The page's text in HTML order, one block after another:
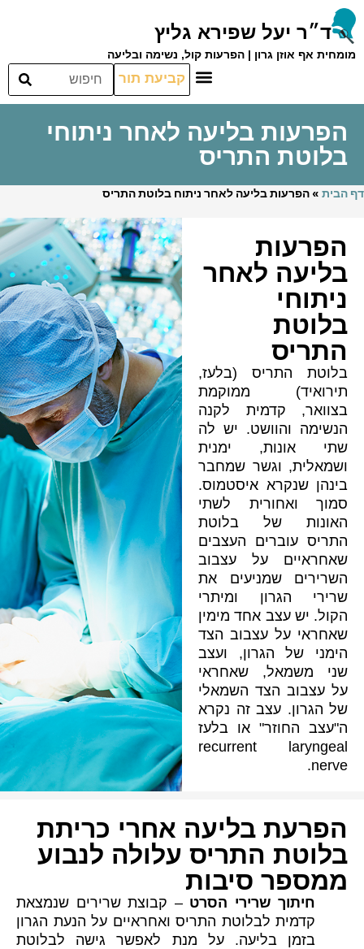
ד״ר יעל שפירא גליץ
מומחית אף אוזן גרון | הפרעות קול, נשימה ובליעה
קביעת תור
הפרעות בליעה לאחר ניתוחי
בלוטת התריס
דף הבית » הפרעות בליעה לאחר ניתוח בלוטת התריס
הפרעות
בליעה לאחר
ניתוחי
בלוטת
התריס
בלוטת התריס (בלעז,
תירואיד) ממוקמת
בצוואר, קדמית לקנה
הנשימה והוושט. יש לה
שתי אונות, ימנית
ושמאלית, וגשר שמחבר
בינהן שנקרא איסטמוס.
סמוך ואחורית לשתי
האונות של בלוטת
התריס עוברים העצבים
שאחראיים על עצבוב
השרירים שמניעים את
שרירי הגרון ומיתרי
הקול. יש עצב אחד מימין
שאחראי על עצבוב הצד
הימני של הגרון, ועצב
שני משמאל, שאחראי
על עצבוב הצד השמאלי
של הגרון. עצב זה נקרא
ה"עצב החוזר" או בלעז
recurrent laryngeal
nerve.
הפרעת בליעה אחרי כריתת
בלוטת התריס עלולה לנבוע
ממספר סיבות
חיתוך שרירי הסרט – קבוצת שרירים שנמצאת
קדמית לבלוטת התריס ואחראיים על הנעת הגרון
בזמן בליעה. על מנת לאפשר גישה לבלוטת